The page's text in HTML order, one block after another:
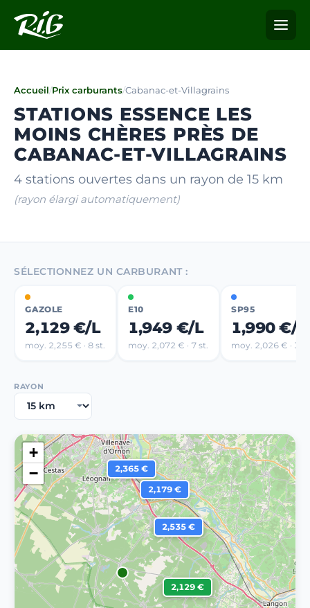
Accueil/Prix carburants/Cabanac-et-Villagrains
STATIONS ESSENCE LES
MOINS CHÈRES PRÈS DE
CABANAC-ET-VILLAGRAINS
4 stations ouvertes dans un rayon de 15 km
(rayon élargi automatiquement)
SÉLECTIONNEZ UN CARBURANT :
GAZOLE
2,129 €/L
moy. 2,255 € · 8 st.
E10
1,949 €/L
moy. 2,072 € · 7 st.
SP95
1,990 €/L
moy. 2,026 € · 3
RAYON
2,535 €
2,129 €
2,179 €
2,365 €
+
−